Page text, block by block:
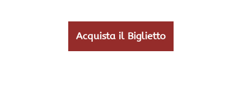
Acquista il Biglietto